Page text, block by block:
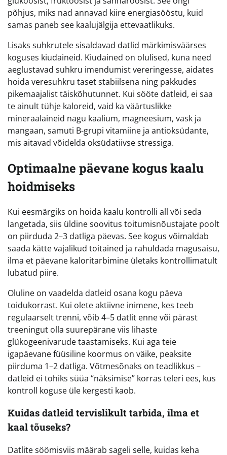
põhjus, miks nad annavad kiire energiasööstu, kuid
samas paneb see kaalujälgija ettevaatlikuks.
Lisaks suhkrutele sisaldavad datlid märkimisväärses
koguses kiudaineid. Kiudained on olulised, kuna need
aeglustavad suhkru imendumist vereringesse, aidates
hoida veresuhkru taset stabiilsena ning pakkudes
pikemaajalist täiskõhutunnet. Kui sööte datleid, ei saa
te ainult tühje kaloreid, vaid ka väärtuslikke
mineraalaineid nagu kaalium, magneesium, vask ja
mangaan, samuti B-grupi vitamiine ja antioksüdante,
mis aitavad võidelda oksüdatiivse stressiga.
Optimaalne päevane kogus kaalu
hoidmiseks
Kui eesmärgiks on hoida kaalu kontrolli all või seda
langetada, siis üldine soovitus toitumisnõustajate poolt
on piirduda 2–3 datliga päevas. See kogus võimaldab
saada kätte vajalikud toitained ja rahuldada magusaisu,
ilma et päevane kaloritarbimine ületaks kontrollimatult
lubatud piire.
Oluline on vaadelda datleid osana kogu päeva
toidukorrast. Kui olete aktiivne inimene, kes teeb
regulaarselt trenni, võib 4–5 datlit enne või pärast
treeningut olla suurepärane viis lihaste
glükogeenivarude taastamiseks. Kui aga teie
igapäevane füüsiline koormus on väike, peaksite
piirduma 1–2 datliga. Võtmesõnaks on teadlikkus –
datleid ei tohiks süüa “näksimise” korras teleri ees, kus
kontroll koguse üle kergesti kaob.
Kuidas datleid tervislikult tarbida, ilma et
kaal tõuseks?
Datlite söömisviis määrab sageli selle, kuidas keha